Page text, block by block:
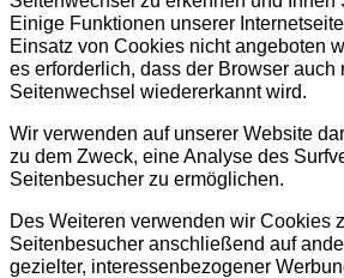
Einige Funktionen unserer
Einsatz von Cookies nicht angeboten
es erforderlich, dass der Browser auch
Seitenwechsel wiedererkannt wird.
Wir verwenden auf unserer Website
zu dem Zweck, eine Analyse des
Seitenbesucher zu ermöglichen.
Des Weiteren verwenden wir Cookies
Seitenbesucher anschließend auf
gezielter, interessenbezogener